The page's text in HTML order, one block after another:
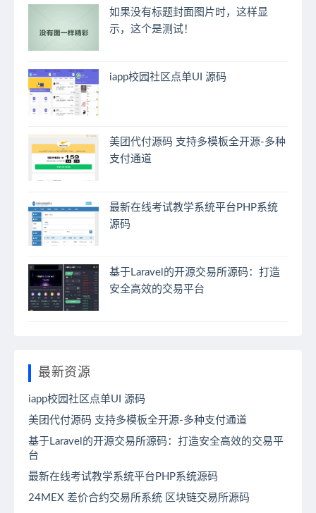
如果没有标题封面图片时，这样显
示，这个是测试！
iapp校园社区点单UI 源码
美团代付源码 支持多模板全开源-多种
支付通道
最新在线考试教学系统平台PHP系统
源码
基于Laravel的开源交易所源码：打造
安全高效的交易平台
最新资源
iapp校园社区点单UI 源码
美团代付源码 支持多模板全开源-多种支付通道
基于Laravel的开源交易所源码：打造安全高效的交易平
台
最新在线考试教学系统平台PHP系统源码
24MEX 差价合约交易所系统 区块链交易所源码